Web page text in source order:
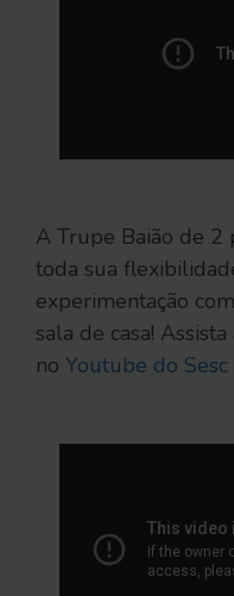
A Trupe Baião de 2
toda sua
experimentação
sala de casa!
no Youtube do Sesc